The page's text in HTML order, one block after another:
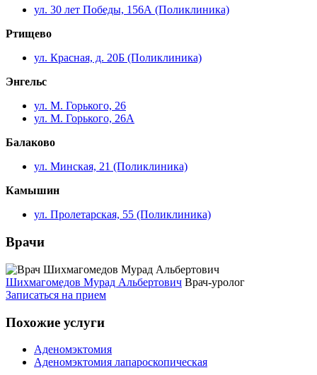
ул. 30 лет Победы, 156А (Поликлиника)
Ртищево
ул. Красная, д. 20Б (Поликлиника)
Энгельс
ул. М. Горького, 26
ул. М. Горького, 26А
Балаково
ул. Минская, 21 (Поликлиника)
Камышин
ул. Пролетарская, 55 (Поликлиника)
Врачи
Шихмагомедов Мурад Альбертович Врач-уролог
Записаться на прием
Похожие услуги
Аденомэктомия
Аденомэктомия лапароскопическая